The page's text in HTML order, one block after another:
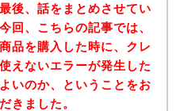
後、話をまとめさせてい
回、こちらの記事では、
品を購入した時に、クレ
えないエラーが発生した
いのか、ということをお
きました。